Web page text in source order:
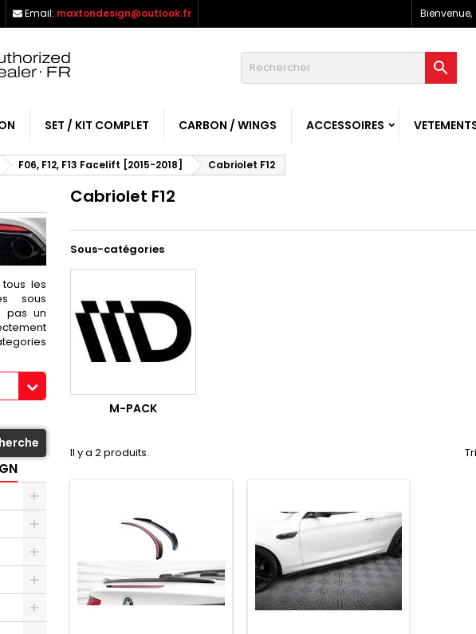
Email: maxtondesign@outlook.fr Bienvenue,

SET / KIT COMPLET CARBON / WINGS ACCESSOIRES
F06, F12, F13 Facelift [2015-2018] Cabriolet F12
les
sous
pas un
Cabriolet F12
Sous-catégories
M-PACK
Il y a 2 produits.